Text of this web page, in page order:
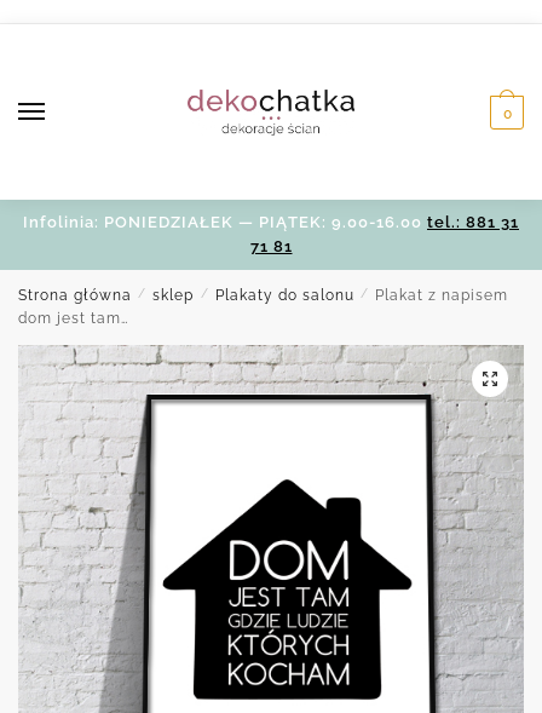
0
Infolinia: PONIEDZIAŁEK — PIĄTEK: 9.00-16.00 tel.: 881 31
71 81
Strona główna / sklep / Plakaty do salonu /
Plakat z napisem
dom jest tam…